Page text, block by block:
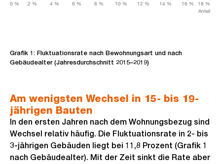
0 % 2 % 4 % 6 % 8 % 10 % 12 % 14 % 16 % 18 %
Anteil
Grafik 1: Fluktuationsrate nach Bewohnungsart und nach
Gebäudealter (Jahresdurchschnitt 2015–2019)
Am wenigsten Wechsel in 15- bis 19-
jährigen Bauten
In den ersten Jahren nach dem Wohnungsbezug sind
Wechsel relativ häufig. Die Fluktuationsrate in 2- bis
3-jährigen Gebäuden liegt bei 11,8 Prozent (Grafik 1
nach Gebäudealter). Mit der Zeit sinkt die Rate aber